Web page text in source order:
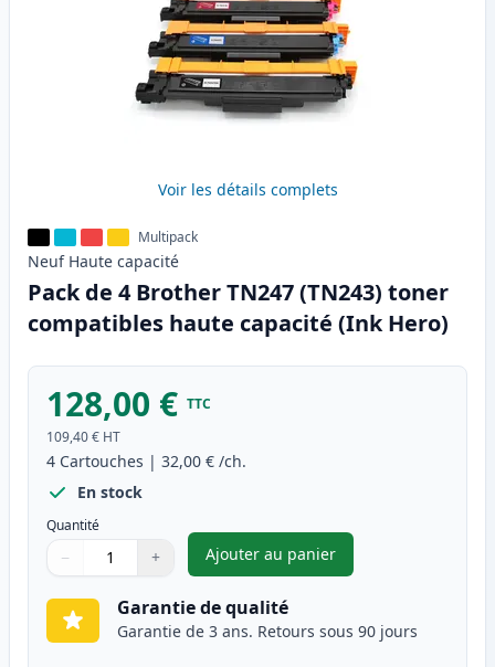
Voir les détails complets
Multipack
Neuf Haute capacité
Pack de 4 Brother TN247 (TN243) toner
compatibles haute capacité (Ink Hero)
128,00 € TTC
109,40 € HT
4 Cartouches | 32,00 € /ch.
En stock
Quantité
Quantité
Utilisez les boutons pour ajuster
− +
Quantité
Ajouter au panier
,Pack de 4 Brother TN247
Garantie de qualité
Garantie de 3 ans. Retours sous 90 jours